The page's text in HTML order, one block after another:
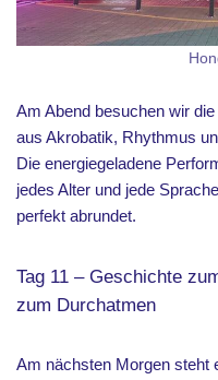
Am Abend besuchen wir die
aus Akrobatik, Rhythmus
Die energiegeladene
jedes Alter und jede
perfekt abrundet.
Tag 11 – Geschichte
zum Durchatmen
Am nächsten Morgen steht